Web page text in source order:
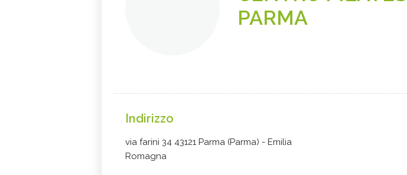
PARMA
Indirizzo
via farini 34 43121 Parma (Parma) - Emilia
Romagna